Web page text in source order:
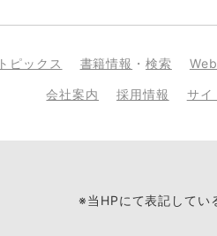
トピックス 書籍情報 ・検索
会社案内 採用情報 サイ
※当HPにて表記してい